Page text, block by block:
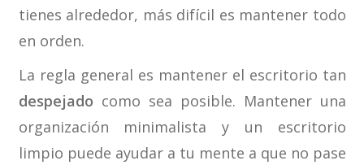
tienes alrededor, más difícil es mantener todo
en orden.
La regla general es mantener el escritorio tan
despejado como sea posible. Mantener una
organización minimalista y un escritorio
limpio puede ayudar a tu mente a que no pase